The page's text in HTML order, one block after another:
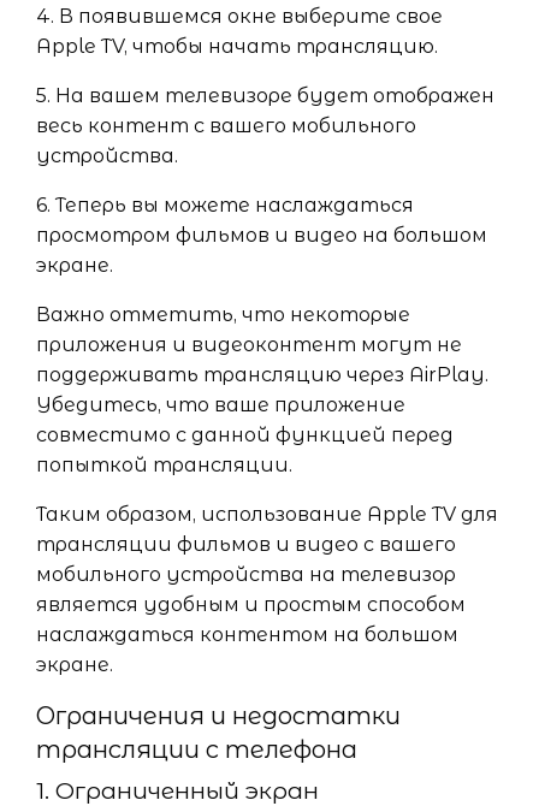
4. В появившемся окне выберите свое
Apple TV, чтобы начать трансляцию.
5. На вашем телевизоре будет отображен
весь контент с вашего мобильного
устройства.
6. Теперь вы можете наслаждаться
просмотром фильмов и видео на большом
экране.
Важно отметить, что некоторые
приложения и видеоконтент могут не
поддерживать трансляцию через AirPlay.
Убедитесь, что ваше приложение
совместимо с данной функцией перед
попыткой трансляции.
Таким образом, использование Apple TV для
трансляции фильмов и видео с вашего
мобильного устройства на телевизор
является удобным и простым способом
наслаждаться контентом на большом
экране.
Ограничения и недостатки
трансляции с телефона
1. Ограниченный экран